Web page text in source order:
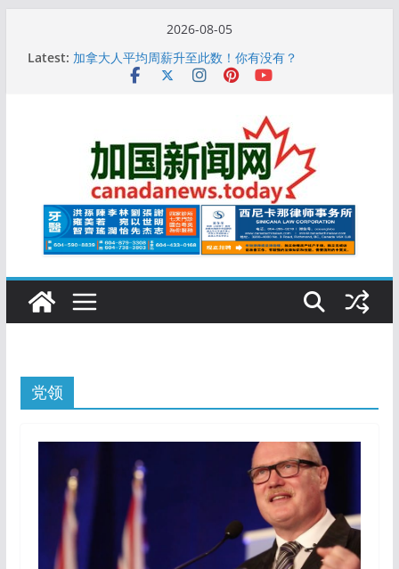
2026-08-05
Latest: 个月
加拿大人平均周薪升至此数！你有没有？
特鲁多半裸与水果姐海滩激吻! 热恋一年感情持续升温
更多名校恢复SAT 考试，新学年大学申请开跑7个大不
党领